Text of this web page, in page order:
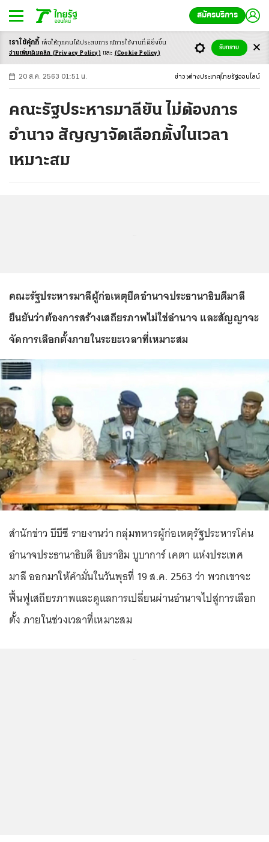
สมัครบริการ
-ก ก ก+
20 ส.ค. 2563 01:51 น. ข่าว ต่างประเทศ ไทยรัฐออนไลน์
คณะรัฐประหารมาลียัน ไม่ต้องการ
อำนาจ สัญญาจัดเลือกตั้งในเวลา
เหมาะสม
คณะรัฐประหารมาลีผู้ก่อเหตุยึดอำนาจประธานาธิบดีมาลี
ยืนยันว่าต้องการสร้างเสถียรภาพไม่ใช่อำนาจ และสัญญาจะ
จัดการเลือกตั้งภายในระยะเวลาที่เหมาะสม
สำนักข่าว บีบีซี รายงานว่า กลุ่มทหารผู้ก่อเหตุรัฐประหารโค่น
อำนาจประธานาธิบดี อิบราฮิม บูบาการ์ เคตา แห่งประเทศ
มาลี ออกมาให้คำมั่นในวันพุธที่ 19 ส.ค. 2563 ว่า พวกเขาจะ
ฟื้นฟูเสถียรภาพและดูแลการเปลี่ยนผ่านอำนาจไปสู่การเลือก
ตั้ง ภายในช่วงเวลาที่เหมาะสม
เราใช้คุ้กกี้ เพื่อให้ทุกคนได้ประสบการณ์การใช้งานที่ดียิ่งขึ้น
อ่านเพิ่มเติมคลิก (Privacy Policy) และ (Cookie Policy)
รับทราบ